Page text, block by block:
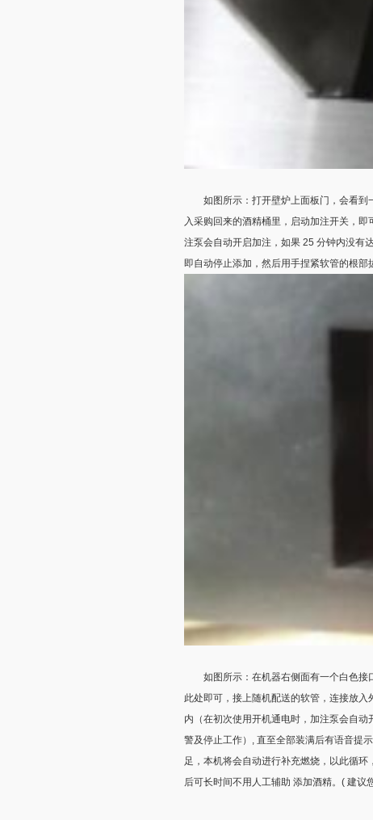
如图所示：打开壁炉上面板门，会看到
入采购回来的酒精桶里，启动加注开关，
注泵会自动开启加注，如果 25 分钟内没有
即自动停止添加，然后用手捏紧软管的根部
如图所示：在机器右侧面有一个白色接
此处即可，接上随机配送的软管，连接放
内（在初次使用开机通电时，加注泵会自
警及停止工作）, 直至全部装满后有语音提
足，本机将会自动进行补充燃烧，以此循
后可长时间不用人工辅助 添加酒精。( 建议